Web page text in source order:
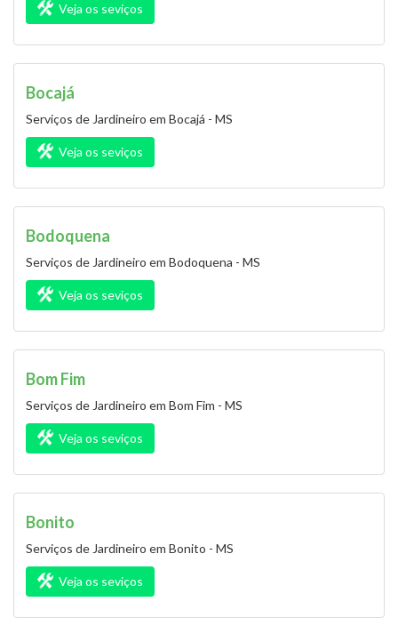
Veja os seviços
Bocajá
Serviços de Jardineiro em Bocajá - MS
Veja os seviços
Bodoquena
Serviços de Jardineiro em Bodoquena - MS
Veja os seviços
Bom Fim
Serviços de Jardineiro em Bom Fim - MS
Veja os seviços
Bonito
Serviços de Jardineiro em Bonito - MS
Veja os seviços